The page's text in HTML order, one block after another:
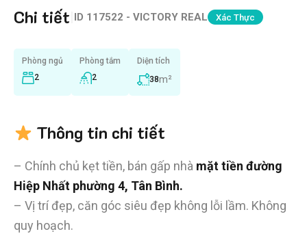
Chi tiết ID 117522 - VICTORY REAL Xác Thực
Phòng ngủ
2
Phòng tắm
2
Diện tích
38m²
Thông tin chi tiết
– Chính chủ kẹt tiền, bán gấp nhà mặt tiền đường
Hiệp Nhất phường 4, Tân Bình.
– Vị trí đẹp, căn góc siêu đẹp không lỗi lầm. Không
quy hoạch.